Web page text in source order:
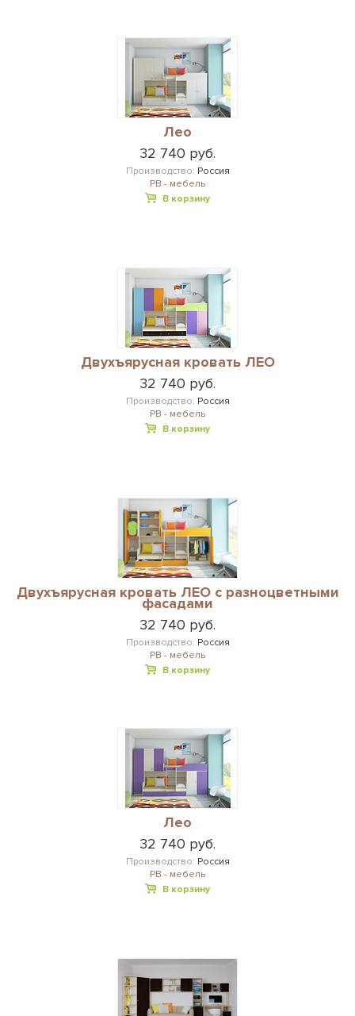
Лео
32 740 руб.
Производство: Россия
РВ - мебель
В корзину
Двухъярусная кровать ЛЕО
32 740 руб.
Производство: Россия
РВ - мебель
В корзину
Двухъярусная кровать ЛЕО с разноцветными
фасадами
32 740 руб.
Производство: Россия
РВ - мебель
В корзину
Лео
32 740 руб.
Производство: Россия
РВ - мебель
В корзину